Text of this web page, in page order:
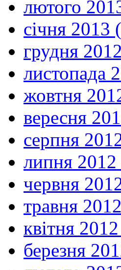
лютого
січня 2013
грудня
листопада
жовтня
вересня
серпня
липня
червня
травня
квітня
березня